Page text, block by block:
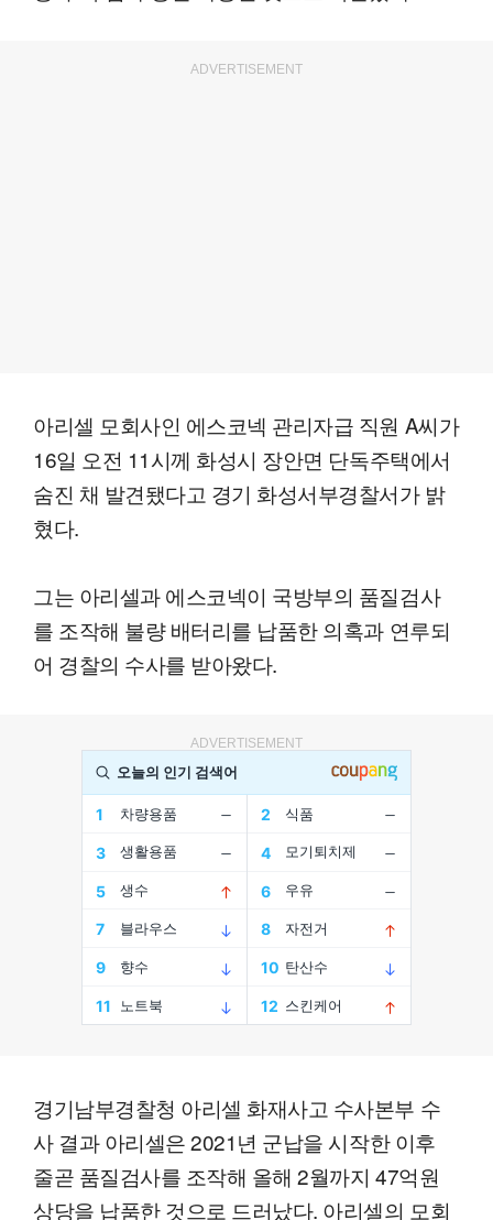
ADVERTISEMENT
아리셀 모회사인 에스코넥 관리자급 직원 A씨가
16일 오전 11시께 화성시 장안면 단독주택에서
숨진 채 발견됐다고 경기 화성서부경찰서가 밝
혔다.
그는 아리셀과 에스코넥이 국방부의 품질검사
를 조작해 불량 배터리를 납품한 의혹과 연루되
어 경찰의 수사를 받아왔다.
ADVERTISEMENT
경기남부경찰청 아리셀 화재사고 수사본부 수
사 결과 아리셀은 2021년 군납을 시작한 이후
줄곧 품질검사를 조작해 올해 2월까지 47억원
상당을 납품한 것으로 드러났다. 아리셀의 모회